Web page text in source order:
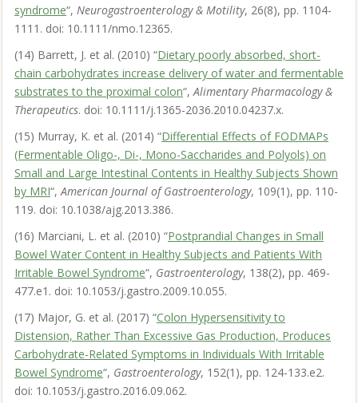
syndrome“, Neurogastroenterology & Motility, 26(8), pp. 1104-
1111. doi: 10.1111/nmo.12365.
(14) Barrett, J. et al. (2010) “Dietary poorly absorbed, short-
chain carbohydrates increase delivery of water and fermentable
substrates to the proximal colon“, Alimentary Pharmacology &
Therapeutics. doi: 10.1111/j.1365-2036.2010.04237.x.
(15) Murray, K. et al. (2014) “Differential Effects of FODMAPs
(Fermentable Oligo-, Di-, Mono-Saccharides and Polyols) on
Small and Large Intestinal Contents in Healthy Subjects Shown
by MRI“, American Journal of Gastroenterology, 109(1), pp. 110-
119. doi: 10.1038/ajg.2013.386.
(16) Marciani, L. et al. (2010) “Postprandial Changes in Small
Bowel Water Content in Healthy Subjects and Patients With
Irritable Bowel Syndrome“, Gastroenterology, 138(2), pp. 469-
477.e1. doi: 10.1053/j.gastro.2009.10.055.
(17) Major, G. et al. (2017) “Colon Hypersensitivity to
Distension, Rather Than Excessive Gas Production, Produces
Carbohydrate-Related Symptoms in Individuals With Irritable
Bowel Syndrome“, Gastroenterology, 152(1), pp. 124-133.e2.
doi: 10.1053/j.gastro.2016.09.062.